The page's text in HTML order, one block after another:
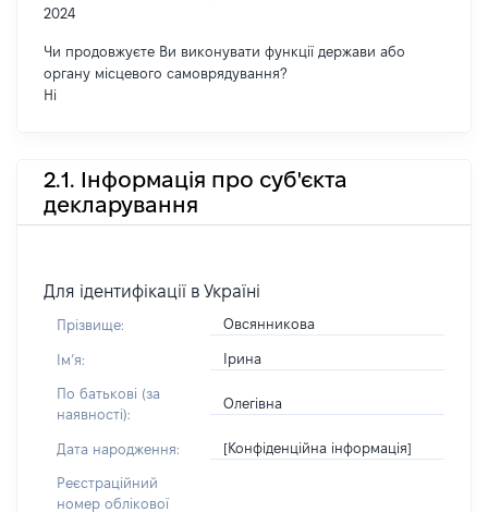
2024
Чи продовжуєте Ви виконувати функції держави або
органу місцевого самоврядування?
Ні
2.1. Інформація про суб'єкта
декларування
Для ідентифікації в Україні
Прізвище: Овсянникова
Імʼя: Ірина
По батькові (за
наявності):
Олегівна
Дата народження: [Конфіденційна інформація]
Реєстраційний
номер облікової